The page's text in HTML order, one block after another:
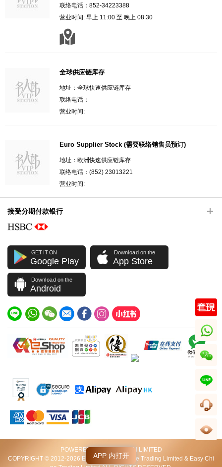
联络电话：852-34223388
营业时间: 早上 11:00 至 晚上 08:30
全球供应链库存
地址：全球快速供应链库存
联络电话：
营业时间:
Euro Supplier Stock (需要联络销售员预订)
地址：欧洲快速供应链库存
联络电话：(852) 23013221
营业时间:
APP 内打开
接受分期付款银行
GET IT ON
Google Play
Download on the
App Store
Download on the
Android
POWERED BY VIP STATION LIMITED
COPYRIGHT © 2012-2026 Excellent World Wide Trading Limited & Easy Chi